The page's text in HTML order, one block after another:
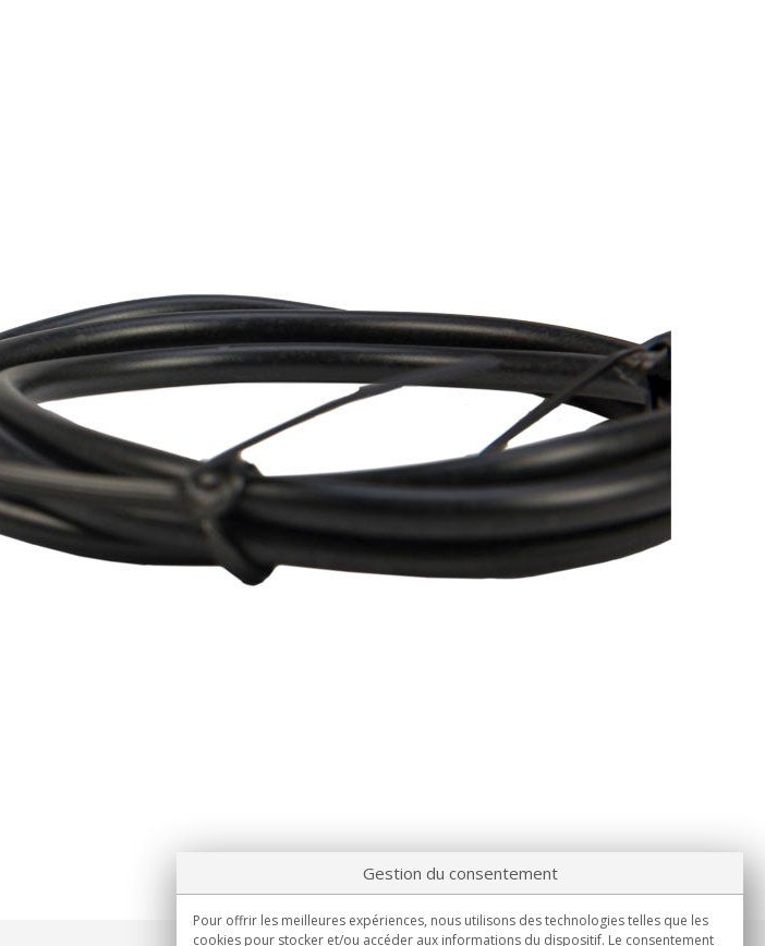
Gestion du consentement
Pour offrir les meilleures expériences, nous utilisons des technologies telles que les
cookies pour stocker et/ou accéder aux informations du dispositif. Le consentement